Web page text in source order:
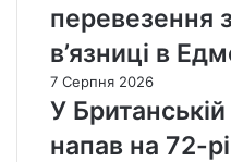
перевезення
в’язниці в
7 Серпня 2026
У Британській
напав на 72-